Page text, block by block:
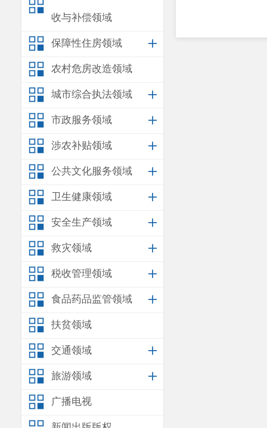
收与补偿领域
保障性住房领域
农村危房改造领域
城市综合执法领域
市政服务领域
涉农补贴领域
公共文化服务领域
卫生健康领域
安全生产领域
救灾领域
税收管理领域
食品药品监管领域
扶贫领域
交通领域
旅游领域
广播电视